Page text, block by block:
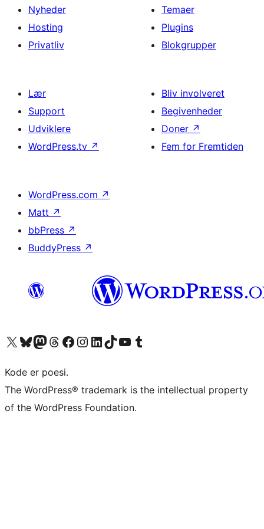
Nyheder
Hosting
Privatliv
Temaer
Plugins
Blokgrupper
Lær
Support
Udviklere
WordPress.tv ↗
Bliv involveret
Begivenheder
Doner ↗
Fem for Fremtiden
WordPress.com ↗
Matt ↗
bbPress ↗
BuddyPress ↗
Besøg vores X (tidligere Twitter) konto
Besøg vores Bluesky-konto
Besøg vores Mastodon konto
Besøg vores Threads-konto
Besøg vores Facebook sideBesøg vores Instagram konto
Besøg vores LinkedIn konto
Besøg vores TikTok-konto
Besøg vores YouTube-kanalBesøg vores Tumblr-konto
Kode er poesi.
The WordPress® trademark is the intellectual property
of the WordPress Foundation.